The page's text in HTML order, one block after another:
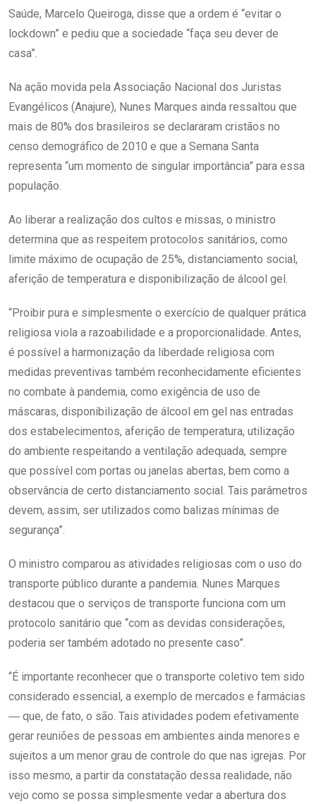
Saúde, Marcelo Queiroga, disse que a ordem é “evitar o
lockdown” e pediu que a sociedade “faça seu dever de
casa”.
Na ação movida pela Associação Nacional dos Juristas
Evangélicos (Anajure), Nunes Marques ainda ressaltou que
mais de 80% dos brasileiros se declararam cristãos no
censo demográfico de 2010 e que a Semana Santa
representa “um momento de singular importância” para essa
população.
Ao liberar a realização dos cultos e missas, o ministro
determina que as respeitem protocolos sanitários, como
limite máximo de ocupação de 25%, distanciamento social,
aferição de temperatura e disponibilização de álcool gel.
“Proibir pura e simplesmente o exercício de qualquer prática
religiosa viola a razoabilidade e a proporcionalidade. Antes,
é possível a harmonização da liberdade religiosa com
medidas preventivas também reconhecidamente eficientes
no combate à pandemia, como exigência de uso de
máscaras, disponibilização de álcool em gel nas entradas
dos estabelecimentos, aferição de temperatura, utilização
do ambiente respeitando a ventilação adequada, sempre
que possível com portas ou janelas abertas, bem como a
observância de certo distanciamento social. Tais parâmetros
devem, assim, ser utilizados como balizas mínimas de
segurança”.
O ministro comparou as atividades religiosas com o uso do
transporte público durante a pandemia. Nunes Marques
destacou que o serviços de transporte funciona com um
protocolo sanitário que “com as devidas considerações,
poderia ser também adotado no presente caso”.
“É importante reconhecer que o transporte coletivo tem sido
considerado essencial, a exemplo de mercados e farmácias
― que, de fato, o são. Tais atividades podem efetivamente
gerar reuniões de pessoas em ambientes ainda menores e
sujeitos a um menor grau de controle do que nas igrejas. Por
isso mesmo, a partir da constatação dessa realidade, não
vejo como se possa simplesmente vedar a abertura dos